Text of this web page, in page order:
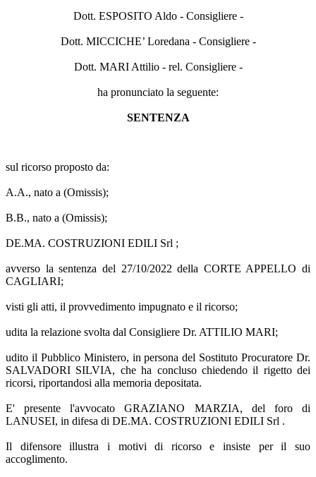
Dott. ESPOSITO Aldo - Consigliere -
Dott. MICCICHE’ Loredana - Consigliere -
Dott. MARI Attilio - rel. Consigliere -
ha pronunciato la seguente:
SENTENZA
sul ricorso proposto da:
A.A., nato a (Omissis);
B.B., nato a (Omissis);
DE.MA. COSTRUZIONI EDILI Srl ;
avverso la sentenza del 27/10/2022 della CORTE APPELLO di
CAGLIARI;
visti gli atti, il provvedimento impugnato e il ricorso;
udita la relazione svolta dal Consigliere Dr. ATTILIO MARI;
udito il Pubblico Ministero, in persona del Sostituto Procuratore Dr.
SALVADORI SILVIA, che ha concluso chiedendo il rigetto dei
ricorsi, riportandosi alla memoria depositata.
E' presente l'avvocato GRAZIANO MARZIA, del foro di
LANUSEI, in difesa di DE.MA. COSTRUZIONI EDILI Srl .
Il difensore illustra i motivi di ricorso e insiste per il suo
accoglimento.